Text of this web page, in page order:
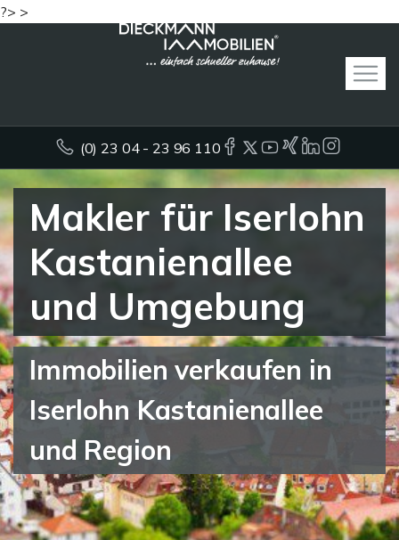
?> >
(0) 23 04 - 23 96 110
Makler für Iserlohn
Kastanienallee
und Umgebung
Immobilien verkaufen in
Iserlohn Kastanienallee
und Region